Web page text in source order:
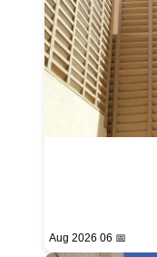
📅 06 Aug 2026